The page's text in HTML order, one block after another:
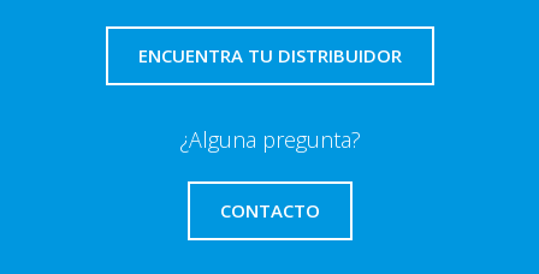
ENCUENTRA TU DISTRIBUIDOR
¿Alguna pregunta?
CONTACTO